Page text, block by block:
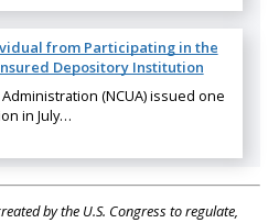
from Participating in the
Depository Institution
(NCUA) issued one
in July…
by the U.S. Congress to regulate,